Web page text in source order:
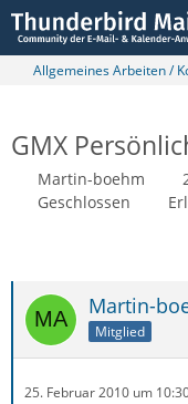
Allgemeines Arbeiten /
GMX
Martin-boehm
Geschlossen
Martin-
Mitglied
25. Februar 2010 um